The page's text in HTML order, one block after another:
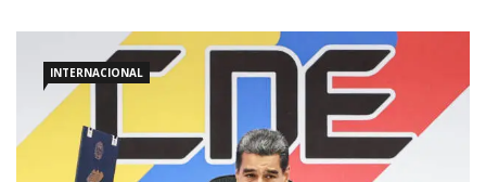
Nacional Bolivariana resultou em centros de […]
INTERNACIONAL